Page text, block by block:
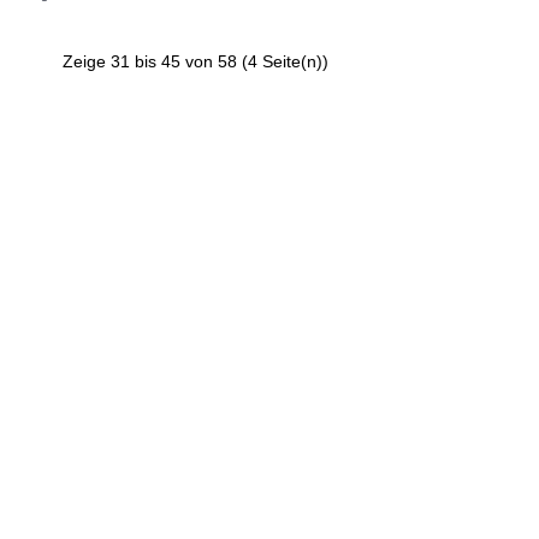
Zeige 31 bis 45 von 58 (4 Seite(n))